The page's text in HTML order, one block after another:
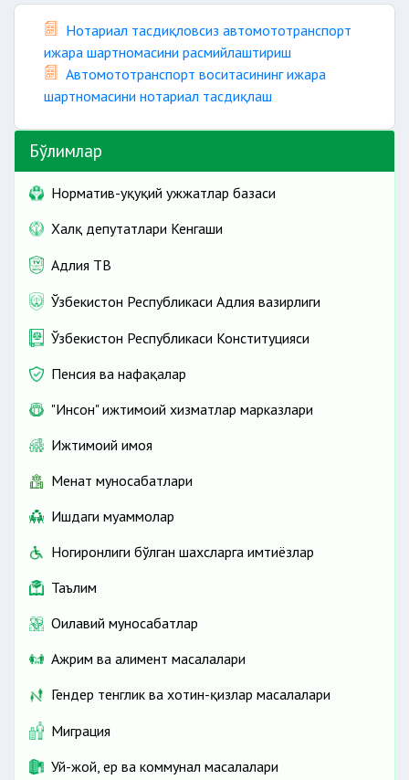
Нотариал тасдиқловсиз автомототранспорт
ижара шартномасини расмийлаштириш
Автомототранспорт воситасининг ижара
шартномасини нотариал тасдиқлаш
Бўлимлар
Норматив-ҳуқуқий ҳужжатлар базаси
Халқ депутатлари Кенгаши
Адлия ТВ
Ўзбекистон Республикаси Адлия вазирлиги
Ўзбекистон Республикаси Конституцияси
Пенсия ва нафақалар
"Инсон" ижтимоий хизматлар марказлари
Ижтимоий ҳимоя
Меҳнат муносабатлари
Ишдаги муаммолар
Ногиронлиги бўлган шахсларга имтиёзлар
Таълим
Оилавий муносабатлар
Ажрим ва алимент масалалари
Гендер тенглик ва хотин-қизлар масалалари
Миграция
Уй-жой, ер ва коммунал масалалари